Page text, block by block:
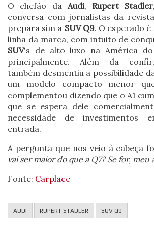
O chefão da Audi, Rupert Stadler
conversa com jornalistas da revista
prepara sim a SUV Q9. O esperado
linha da marca, com intuito de
SUV's de alto luxo na América
principalmente. Além da
também desmentiu a possibilidade
um modelo compacto menor
complementou dizendo que o A1
que se espera dele
necessidade de investimentos
entrada.
A pergunta que nos veio à cabeça
vai ser maior do que a Q7? Se for, meu
Fonte: Carplace
AUDI RUPERT STADLER SUV Q9